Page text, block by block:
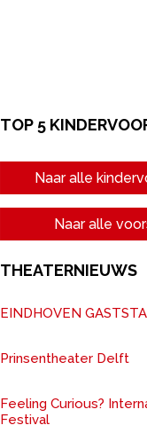
TOP 5
Naar alle
Naar alle
THEATERNIEUWS
EINDHOVEN
Prinsentheater Delft
Feeling Curious?
Festival